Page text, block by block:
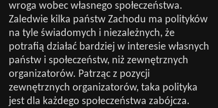
wroga wobec własnego społeczeństwa.
Zaledwie kilka państw Zachodu ma polityków
na tyle świadomych i niezależnych, że
potrafią działać bardziej w interesie własnych
państw i społeczeństw, niż zewnętrznych
organizatorów. Patrząc z pozycji
zewnętrznych organizatorów, taka polityka
jest dla każdego społeczeństwa zabójcza.